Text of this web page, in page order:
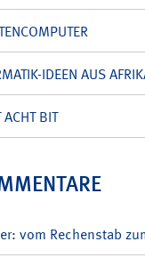
IDEEN AUS
BIT
vom Rechenstab